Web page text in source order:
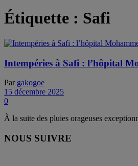
Étiquette : Safi
Intempéries à Safi : l’hôpital
Par gakogoe
15 décembre 2025
0
À la suite des pluies orageuses
NOUS SUIVRE